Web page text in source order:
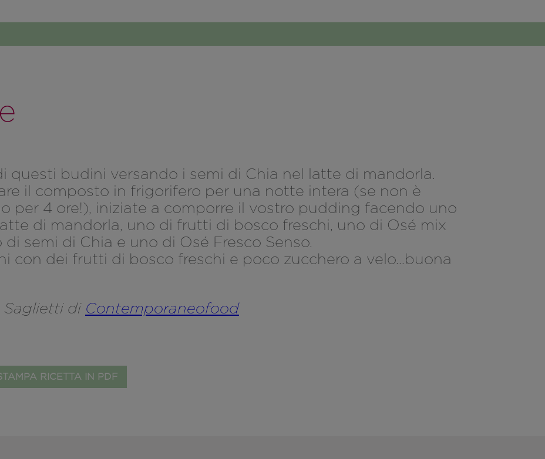
questi budini versando i semi di Chia nel latte di mandorla.
il composto in frigorifero per una notte intera (se non è
per 4 ore!), iniziate a comporre il vostro pudding facendo uno
di mandorla, uno di frutti di bosco freschi, uno di Osé mix
semi di Chia e uno di Osé Fresco Senso.
con dei frutti di bosco freschi e poco zucchero a velo...buona
Saglietti di Contemporaneofood
RICETTA IN PDF